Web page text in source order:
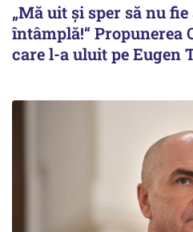
„Mă uit și sper să nu
întâmplă!“ Propunerea
care l-a uluit pe Eugen